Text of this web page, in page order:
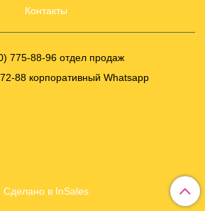
Контакты
775-88-96 отдел продаж
88 корпоративный Whatsapp
Сделано в InSales